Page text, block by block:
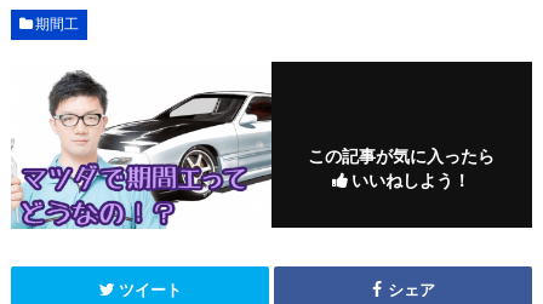
期間工
この記事が気に入ったら
いいねしよう！
ツイート シェア